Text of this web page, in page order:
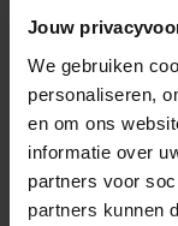
Jouw
We gebruiken
personaliseren,
en om ons
informatie over
partners voor
partners kunnen
€ 33,95
Hoge plint
€ 37,95
prijs per stuk